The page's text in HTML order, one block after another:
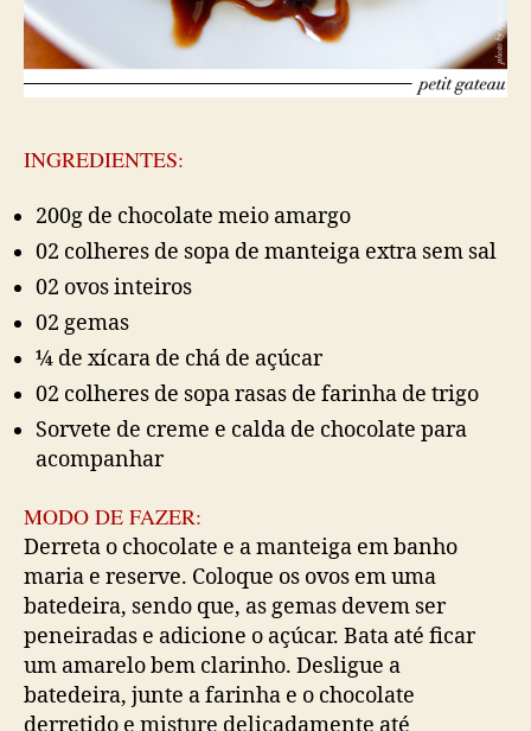
INGREDIENTES:
200g de chocolate meio amargo
02 colheres de sopa de manteiga extra sem sal
02 ovos inteiros
02 gemas
¼ de xícara de chá de açúcar
02 colheres de sopa rasas de farinha de trigo
Sorvete de creme e calda de chocolate para
acompanhar
MODO DE FAZER:
Derreta o chocolate e a manteiga em banho
maria e reserve. Coloque os ovos em uma
batedeira, sendo que, as gemas devem ser
peneiradas e adicione o açúcar. Bata até ficar
um amarelo bem clarinho. Desligue a
batedeira, junte a farinha e o chocolate
derretido e misture delicadamente até